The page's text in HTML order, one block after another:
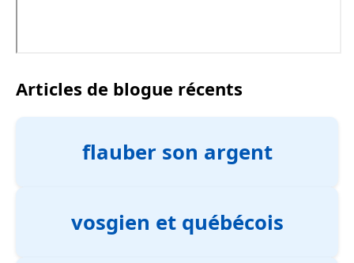
Articles de blogue récents
flauber son argent
vosgien et québécois